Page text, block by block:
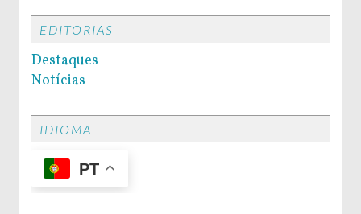
EDITORIAS
Destaques
Notícias
IDIOMA
PT